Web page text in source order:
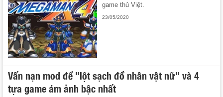
game thủ Việt.
23/05/2020
Vấn nạn mod để "lột sạch đồ nhân vật nữ" và 4
tựa game ám ảnh bậc nhất